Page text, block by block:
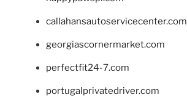
callahansautoservicecenter.com
georgiascornermarket.com
perfectfit24-7.com
portugalprivatedriver.com